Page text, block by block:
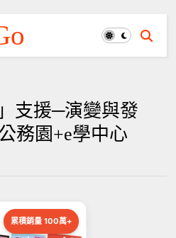
支援─演變與發
務園+e學中心
累積銷量 100萬+